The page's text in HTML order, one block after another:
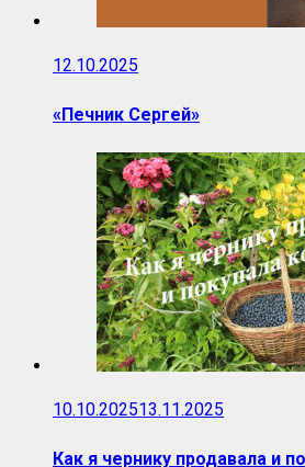
12.10.2025
«Печник Сергей»
10.10.202513.11.2025
Как я чернику продавала и